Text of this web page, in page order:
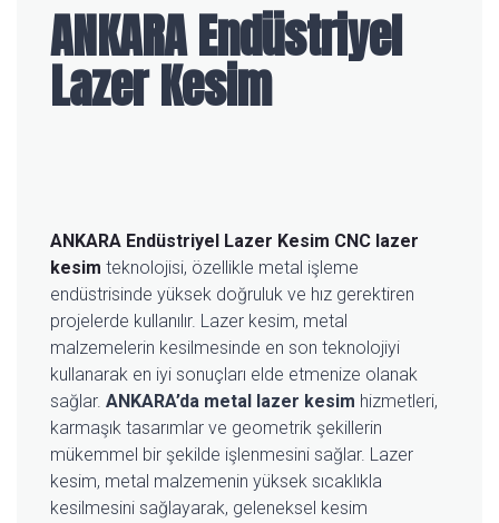
ANKARA Endüstriyel
Lazer Kesim
ANKARA Endüstriyel Lazer Kesim CNC lazer
kesim teknolojisi, özellikle metal işleme
endüstrisinde yüksek doğruluk ve hız gerektiren
projelerde kullanılır. Lazer kesim, metal
malzemelerin kesilmesinde en son teknolojiyi
kullanarak en iyi sonuçları elde etmenize olanak
sağlar. ANKARA’da metal lazer kesim hizmetleri,
karmaşık tasarımlar ve geometrik şekillerin
mükemmel bir şekilde işlenmesini sağlar. Lazer
kesim, metal malzemenin yüksek sıcaklıkla
kesilmesini sağlayarak, geleneksel kesim